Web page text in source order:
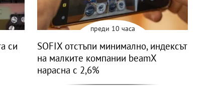
си
преди 10 часа
SOFIX отстъпи минимално, индексът
на малките компании beamX
нарасна с 2,6%